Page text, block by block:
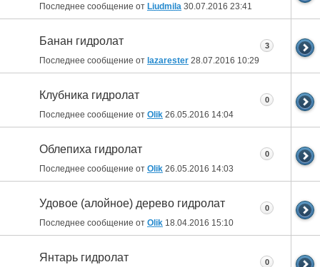
Последнее сообщение от Liudmila 30.07.2016 23:41
Банан гидролат
Последнее сообщение от lazarester 28.07.2016 10:29
3
Клубника гидролат
Последнее сообщение от Olik 26.05.2016 14:04
0
Облепиха гидролат
Последнее сообщение от Olik 26.05.2016 14:03
0
Удовое (алойное) дерево гидролат
Последнее сообщение от Olik 18.04.2016 15:10
0
Янтарь гидролат 0